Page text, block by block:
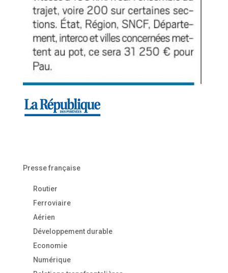
Presse française
Routier
Ferroviaire
Aérien
Développement durable
Economie
Numérique